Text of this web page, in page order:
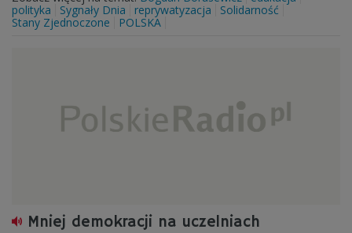
polityka
Sygnały Dnia reprywatyzacja
Solidarność
Stany Zjednoczone
POLSKA
Mniej demokracji na uczelniach